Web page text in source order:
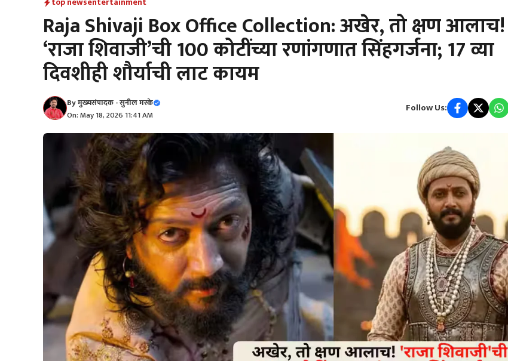
Raja Shivaji Box Office Collection: अखेर, तो क्षण आलाच!
‘राजा शिवाजी’ची 100 कोटींच्या रणांगणात सिंहगर्जना; 17 व्या
दिवशीही शौर्याची लाट कायम
Byमुख्यसंपादक - सुनील मस्के
On: May 18, 2026 11:41 AM
Follow Us: